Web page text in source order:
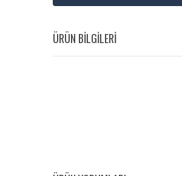
ÜRÜN BİLGİLERİ